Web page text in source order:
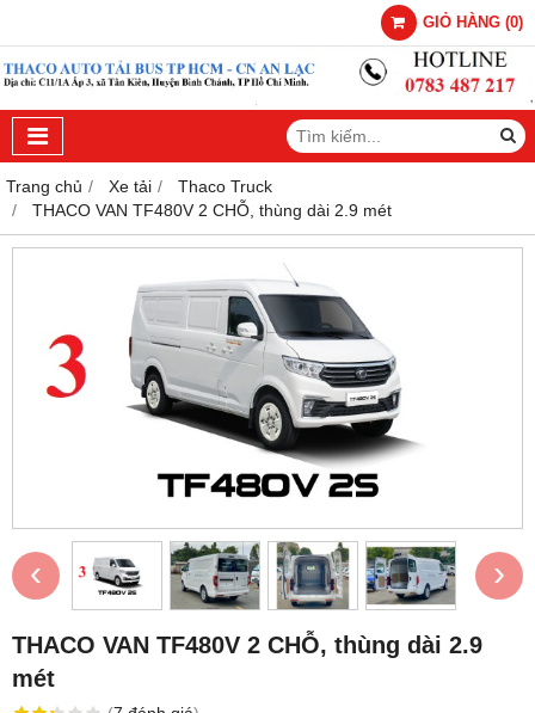
GIỎ HÀNG (0)
Trang chủ Xe tải
Thaco Truck
THACO VAN TF480V 2 CHỖ, thùng dài 2.9 mét
‹ ›
THACO VAN TF480V 2 CHỖ, thùng dài 2.9
mét